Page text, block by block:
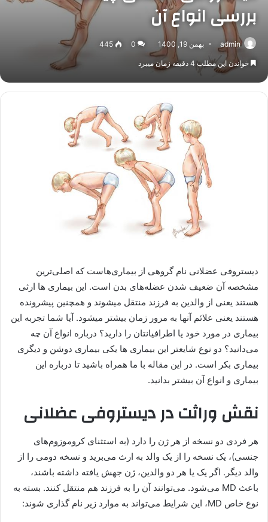
بررسی انواع آن
admin بهمن 19, 1400 0
445
خواندن این مطلب 4 دقیقه زمان میبرد
دیستروفی عضلانی نام گروهی از بیماری‌هاست که اصلی‌ترین
مشخصه آن ضعیف شدن عضله‌های بدن است. این بیماری ها ارثی
هستند یعنی از والدین به فرزند منتقل میشوند و همچنین پیشرونده
هستند یعنی علائم آنها به مرور زمان بیشتر میشود. آیا شما تجربه این
بیماری در مورد خود یا اطرافیانتان را دارید؟ درباره انواع آن چه
می‌دانید؟ دو نوع شایعتر این بیماری ها یکی بیماری دوشن و دیگری
بیماری بکر است. در این مقاله با ما همراه باشید تا درباره این
بیماری و انواع آن بیشتر بدانید.
نقش وراثت در دیستروفی عضلانی
هر فردی دو نسخه از هر ژن را دارد (به استثنای کروموزوم‌های
جنسی)، یک نسخه را از یک والد به ارث می‌برید و نسخه دومی را از
والد دیگر. اگر یک یا هر دو والدین، ژن جهش یافته داشته باشند،
باعث MD می‌شود. می‌توانند آن را به فرزند هم منتقل کنند. بسته به
نوع خاص MD، این شرایط می‌تواند به موارد زیر نام گذاری شوند: